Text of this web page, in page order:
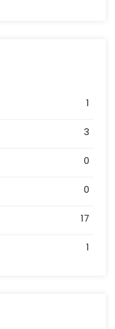
1
3
0
0
17
1